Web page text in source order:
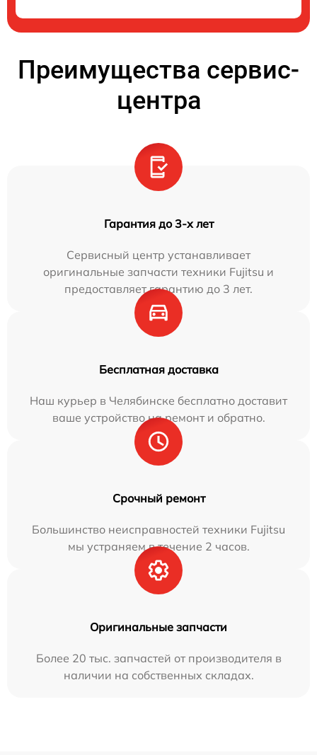
Преимущества сервис-
центра
Гарантия до 3-х лет
Сервисный центр устанавливает
оригинальные запчасти техники Fujitsu и
предоставляет гарантию до 3 лет.
Бесплатная доставка
Наш курьер в Челябинске бесплатно доставит
ваше устройство на ремонт и обратно.
Срочный ремонт
Большинство неисправностей техники Fujitsu
мы устраняем в течение 2 часов.
Оригинальные запчасти
Более 20 тыс. запчастей от производителя в
наличии на собственных складах.